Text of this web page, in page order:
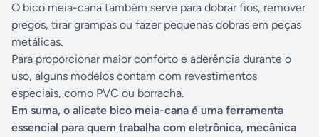
O bico meia-cana também serve para dobrar fios, remover
pregos, tirar grampas ou fazer pequenas dobras em peças
metálicas.
Para proporcionar maior conforto e aderência durante o
uso, alguns modelos contam com revestimentos
especiais, como PVC ou borracha.
Em suma, o alicate bico meia-cana é uma ferramenta
essencial para quem trabalha com eletrônica, mecânica